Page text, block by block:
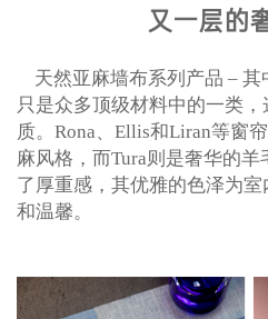
又一层的
天然亚麻墙布系列产品 –
只是众多顶级材料中的一类
质。 Rona、 Ellis和Liran等窗
麻风格，而Tura则是奢华的
了厚重感，其优雅的色泽为
和温馨。